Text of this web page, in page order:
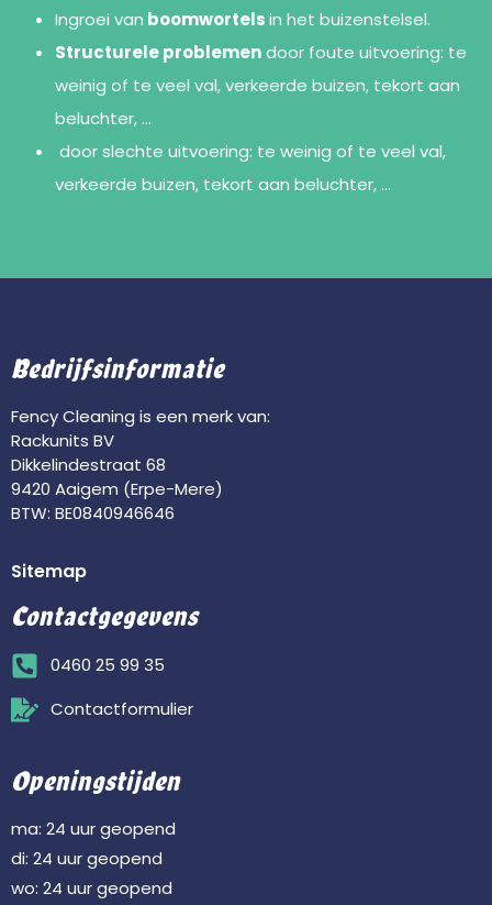
Ingroei van boomwortelsin het buizenstelsel.
Structurele problemendoor foute uitvoering: te
weinig of te veel val, verkeerde buizen, tekort aan
beluchter, …
door slechte uitvoering: te weinig of te veel val,
verkeerde buizen, tekort aan beluchter, …
Bedrijfsinformatie
Fency Cleaning is een merk van:
Rackunits BV
Dikkelindestraat 68
9420 Aaigem (Erpe-Mere)
BTW: BE0840946646
Sitemap
Contactgegevens
0460 25 99 35
Contactformulier
Openingstijden
ma: 24 uur geopend
di: 24 uur geopend
wo: 24 uur geopend